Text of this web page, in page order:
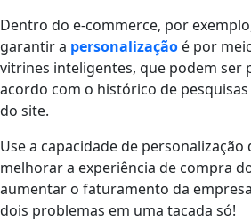
Dentro do e-commerce, por
garantir a personalização é por
vitrines inteligentes, que podem ser
acordo com o histórico de
do site.
Use a capacidade de
melhorar a experiência de compra
aumentar o faturamento da
dois problemas em uma tacada só!